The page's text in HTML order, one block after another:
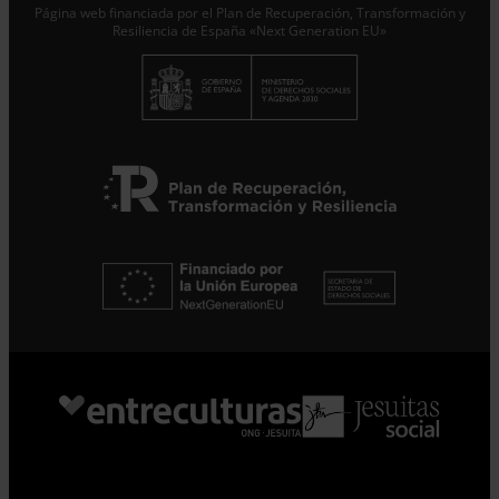
Página web financiada por el Plan de Recuperación, Transformación y
Resiliencia de España «Next Generation EU»